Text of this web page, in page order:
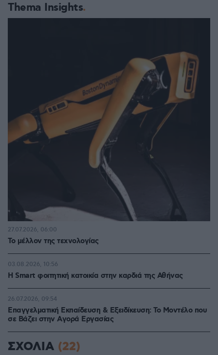
Thema Insights
Το μέλλον της τεχνολογίας
27.07.2026, 06:00
Η Smart φοιτητική κατοικία στην καρδιά της Αθήνας
03.08.2026, 10:56
Επαγγελματική Εκπαίδευση & Εξειδίκευση: Το Mοντέλο που
σε Bάζει στην Aγορά Eργασίας
26.07.2026, 09:54
ΣΧΟΛΙΑ (22)